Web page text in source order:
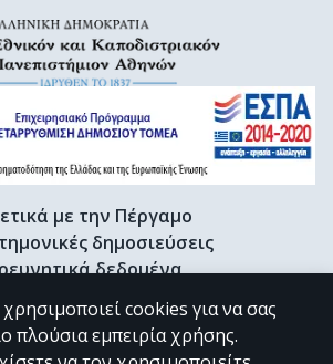
με την Πέργαμο
δημοσιεύσεις
δεδομένα
& Γκρίζα βιβλιογραφία
Προφίλ Ερευνητή
cookies για να σας
πλούσια εμπειρία χρήσης.